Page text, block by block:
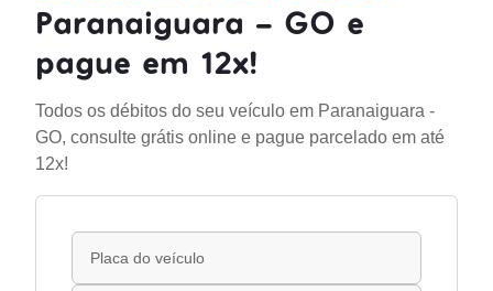
Paranaiguara - GO e
pague em 12x!
Todos os débitos do seu veículo em Paranaiguara -
GO, consulte grátis online e pague parcelado em até
12x!